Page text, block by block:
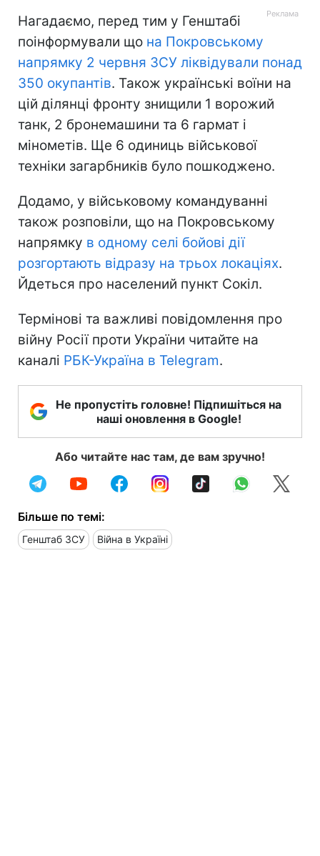
Нагадаємо, перед тим у Генштабі
поінформували що на Покровському
напрямку 2 червня ЗСУ ліквідували понад
350 окупантів. Також українські воїни на
цій ділянці фронту знищили 1 ворожий
танк, 2 бронемашини та 6 гармат і
мінометів. Ще 6 одиниць військової
техніки загарбників було пошкоджено.
Додамо, у військовому командуванні
також розповіли, що на Покровському
напрямку в одному селі бойові дії
розгортають відразу на трьох локаціях.
Йдеться про населений пункт Сокіл.
Термінові та важливі повідомлення про
війну Росії проти України читайте на
каналі РБК-Україна в Telegram.
Не пропустіть головне! Підпишіться на
наші оновлення в Google!
Або читайте нас там, де вам зручно!
Більше по темі:
Генштаб ЗСУ Війна в Україні